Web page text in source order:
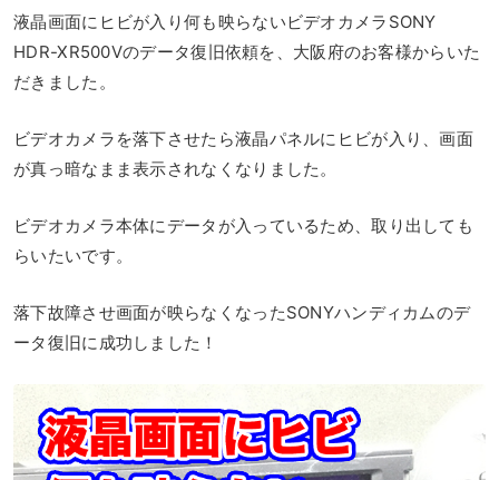
液晶画面にヒビが入り何も映らないビデオカメラSONY
HDR-XR500Vのデータ復旧依頼を、大阪府のお客様からいた
だきました。
ビデオカメラを落下させたら液晶パネルにヒビが入り、画面
が真っ暗なまま表示されなくなりました。
ビデオカメラ本体にデータが入っているため、取り出しても
らいたいです。
落下故障させ画面が映らなくなったSONYハンディカムのデ
ータ復旧に成功しました！